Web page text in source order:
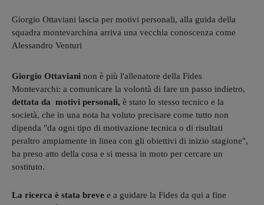
Giorgio Ottaviani lascia per motivi personali, alla guida della
squadra montevarchina arriva una vecchia conoscenza come
Alessandro Venturi
Giorgio Ottaviani non è più l'allenatore della Fides
Montevarchi: a comunicare la volontà di fare un passo indietro,
dettata da motivi personali, è stato lo stesso tecnico e la
società, che in una nota ha voluto precisare come tutto non
dipenda "da ogni tipo di motivazione tecnica o di risultati
peraltro ampiamente in linea con gli obiettivi di inizio stagione",
ha preso atto della cosa e si messa in moto per cercare un
sostituto.
La ricerca è stata breve e a guidare la Fides da qui a fine